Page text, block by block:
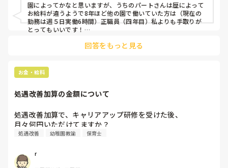
園によってかなと思いますが、うちのパートさんは歴によって
お給料が違うようで8年ほど他の園で働いていた方は（現在の
勤務は週５日実働6時間）正職員（四年目）私よりも手取りが
とってもいいです！
くらいなので、能力給の園を探されてみてはいかがですか？私
回答をもっと見る
お金・給料
処遇改善加算の金額について
処遇改善加算で、キャリアアップ研修を受けた後、
月々何円いただけてますか？
処遇改善 幼稚園教諭 保育士
r